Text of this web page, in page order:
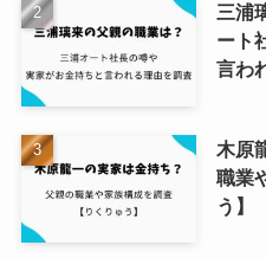
三浦
ート
言わ
木原
職業
う】